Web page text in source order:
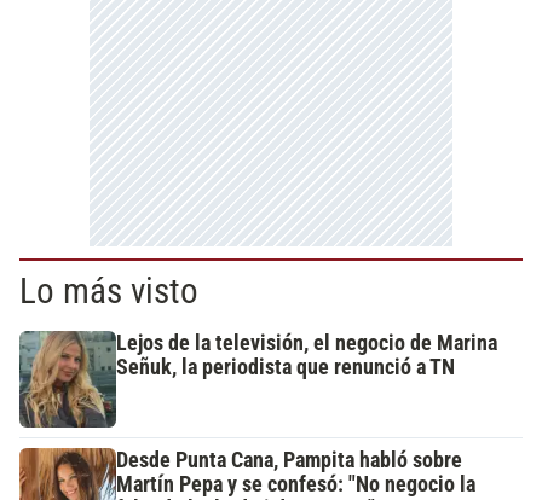
Lo más visto
Lejos de la televisión, el negocio de Marina
Señuk, la periodista que renunció a TN
Desde Punta Cana, Pampita habló sobre
Martín Pepa y se confesó: "No negocio la